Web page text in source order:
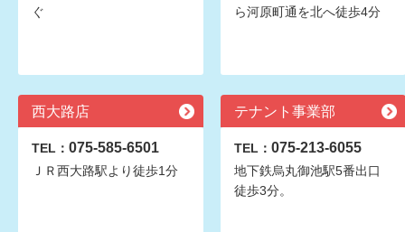
ぐ
ら河原町通を北へ徒歩4分
西大路店
TEL： 075-585-6501
ＪＲ西大路駅より徒歩1分
テナント事業部
TEL： 075-213-6055
地下鉄烏丸御池駅5番出口
徒歩3分。